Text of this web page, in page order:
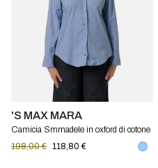
'S MAX MARA
Camicia Smmadele in oxford di cotone
'S Max Mara
198,00 € 118,80 €